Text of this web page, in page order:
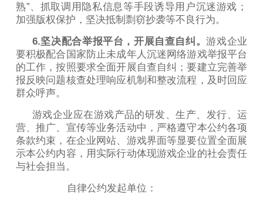
熟”、抓取调用隐私信息等手段诱导用户沉迷游戏；
加强版权保护，坚决抵制剽窃抄袭等不良行为。
6.坚决配合举报平台，开展自查自纠。游戏企业
要积极配合国家防止未成年人沉迷网络游戏举报平台
的工作，按照要求全面开展自查自纠；要建立完善举
报反映问题核查处理响应机制和整改流程，及时回应
群众呼声。
游戏企业应在游戏产品的研发、生产、发行、运
营、推广、宣传等业务活动中，严格遵守本公约各项
条款约束，在企业网站、游戏界面等显要位置全面展
示本公约内容，用实际行动体现游戏企业的社会责任
与社会担当。
自律公约发起单位：